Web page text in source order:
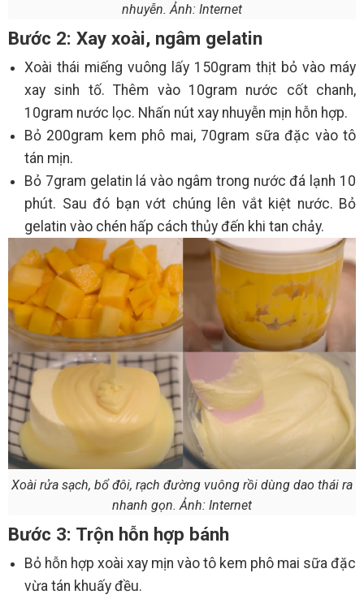
nhuyễn. Ảnh: Internet
Bước 2: Xay xoài, ngâm gelatin
Xoài thái miếng vuông lấy 150gram thịt bỏ vào máy
xay sinh tố. Thêm vào 10gram nước cốt chanh,
10gram nước lọc. Nhấn nút xay nhuyễn mịn hỗn hợp.
Bỏ 200gram kem phô mai, 70gram sữa đặc vào tô
tán mịn.
Bỏ 7gram gelatin lá vào ngâm trong nước đá lạnh 10
phút. Sau đó bạn vớt chúng lên vắt kiệt nước. Bỏ
gelatin vào chén hấp cách thủy đến khi tan chảy.
Xoài rửa sạch, bổ đôi, rạch đường vuông rồi dùng dao thái ra
nhanh gọn. Ảnh: Internet
Bước 3: Trộn hỗn hợp bánh
Bỏ hỗn hợp xoài xay mịn vào tô kem phô mai sữa đặc
vừa tán khuấy đều.